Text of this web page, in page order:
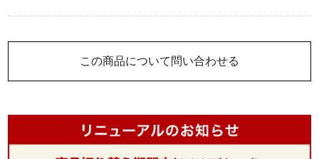
この商品について問い合わせる